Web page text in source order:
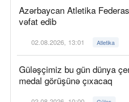
Azərbaycan Atletika
vəfat edib
02.08.2026, 13:01 Atletika
Güləşçimiz bu gün dünya
medal görüşünə çıxacaq